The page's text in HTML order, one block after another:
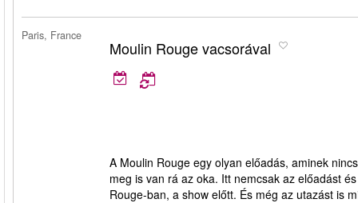
Paris, France
Moulin Rouge vacsorával
A Moulin Rouge egy olyan előadás, aminek
meg is van rá az oka. Itt nemcsak az előadást
Rouge-ban, a show előtt. És még az utazást is